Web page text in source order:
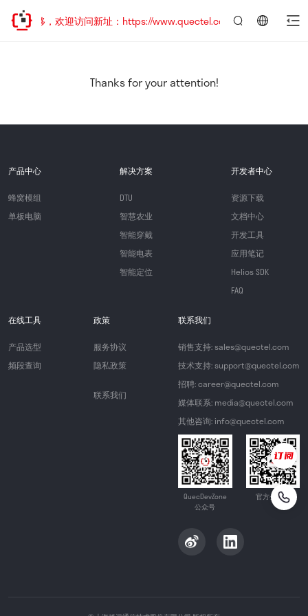
址已迁移，欢迎访问新址：https://www.quectel.com.cn
Thanks for your attention!
产品中心
蜂窝模组
单板电脑
解决方案
DTU
智慧农业
智能穿戴
智能电表
智能定位
开发者中心
资源下载
文档中心
开发工具
应用笔记
Helios SDK
FAQ
在线工具
产品选型
频段查询
政策
服务协议
隐私政策
联系我们
联系我们
销售支持: sales@quectel.com
技术支持: support@quectel.com
招聘: career@quectel.com
媒体联系: media@quectel.com
其他咨询: info@quectel.com
QuecDevZone
公众号
官方公众号